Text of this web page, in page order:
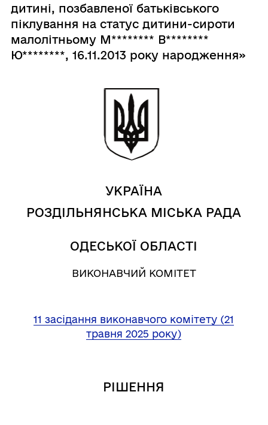
дитині, позбавленої батьківського
піклування на статус дитини-сироти
малолітньому М******** В********
Ю********, 16.11.2013 року народження»
УКРАЇНА
РОЗДІЛЬНЯНСЬКА МІСЬКА РАДА
ОДЕСЬКОЇ ОБЛАСТІ
ВИКОНАВЧИЙ КОМІТЕТ
11 засідання виконавчого комітету (21
травня 2025 року)
РІШЕННЯ